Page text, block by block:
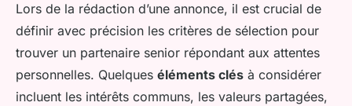
Lors de la rédaction d’une annonce, il est crucial de
définir avec précision les critères de sélection pour
trouver un partenaire senior répondant aux attentes
personnelles. Quelques éléments clés à considérer
incluent les intérêts communs, les valeurs partagées,